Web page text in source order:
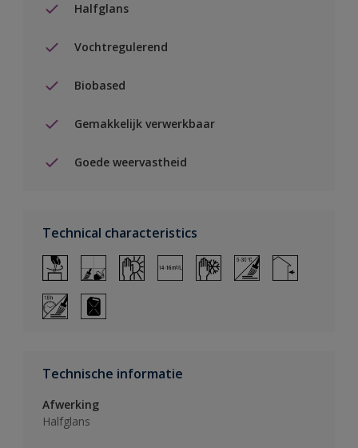
Halfglans
Vochtregulerend
Biobased
Gemakkelijk verwerkbaar
Goede weervastheid
Technical characteristics
Technische informatie
Afwerking
Halfglans